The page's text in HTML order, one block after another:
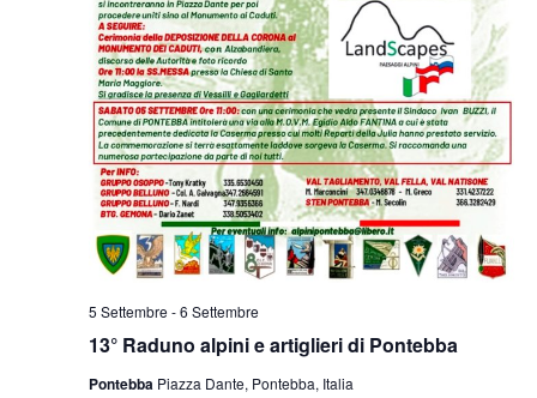
13° Raduno alpini e artiglieri di Pontebba
5 Settembre -6 Settembre
Pontebba Piazza Dante, Pontebba, Italia